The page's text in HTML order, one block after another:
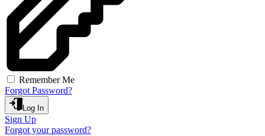
Remember Me
Forgot Password?
Log In
Sign Up
Forgot your password?